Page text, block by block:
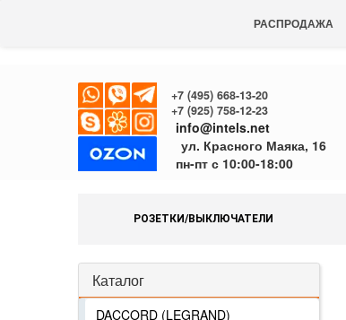
РАСПРОДАЖА
+7 (495) 668-13-20
+7 (925) 758-12-23
info@intels.net
ул. Красного Маяка, 16
пн-пт с 10:00-18:00
РОЗЕТКИ/ВЫКЛЮЧАТЕЛИ
Каталог
DACCORD (LEGRAND)